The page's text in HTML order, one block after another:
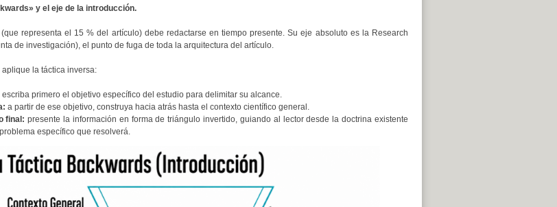
y el eje de la introducción.
representa el 15 % del artículo) debe redactarse en tiempo presente. Su eje absoluto es la Research
de investigación), el punto de fuga de toda la arquitectura del artículo.
aplique la táctica inversa:
escriba primero el objetivo específico del estudio para delimitar su alcance.
a partir de ese objetivo, construya hacia atrás hasta el contexto científico general.
final: presente la información en forma de triángulo invertido, guiando al lector desde la doctrina existente
específico que resolverá.